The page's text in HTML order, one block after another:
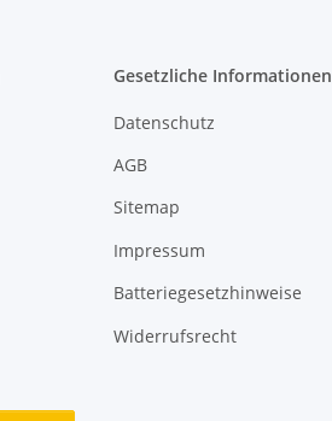
Gesetzliche Informationen
Datenschutz
AGB
Sitemap
Impressum
Batteriegesetzhinweise
Widerrufsrecht